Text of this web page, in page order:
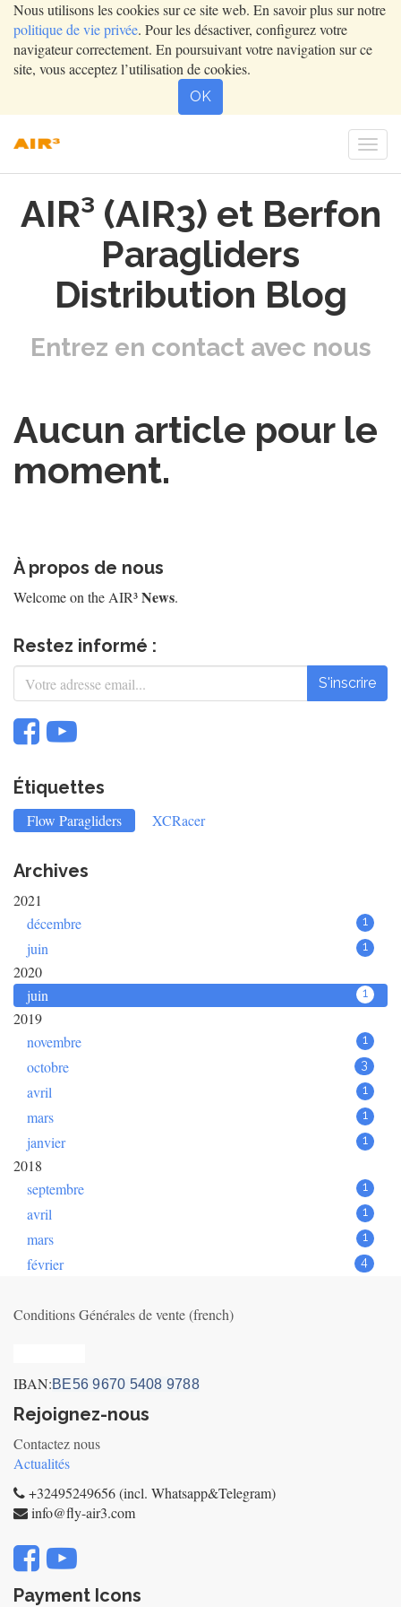
Nous utilisons les cookies sur ce site web. En savoir plus sur notre
politique de vie privée. Pour les désactiver, configurez votre
navigateur correctement. En poursuivant votre navigation sur ce
site, vous acceptez l’utilisation de cookies.
OK
AIR³ (AIR3) et Berfon
Paragliders
Distribution Blog
Entrez en contact avec nous
Aucun article pour le
moment.
À propos de nous
Welcome on the AIR³News.
Restez informé :
S'inscrire
Étiquettes
Flow Paragliders XCRacer
Archives
2021
décembre
1
juin 1
2020
juin
1
2019
novembre
1
octobre 3
avril 1
mars 1
janvier 1
2018
septembre
1
avril 1
mars 1
février 4
Conditions Générales de vente (french)
IBAN:BE56 9670 5408 9788
Rejoignez-nous
Contactez nous
Actualités
+32495249656 (incl. Whatsapp&Telegram)
info@fly-air3.com
Payment Icons